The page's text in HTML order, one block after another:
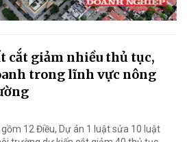
cắt giảm nhiều thủ tục,
trong lĩnh vực nông
12 Điều, Dự án 1 luật sửa 10 luật